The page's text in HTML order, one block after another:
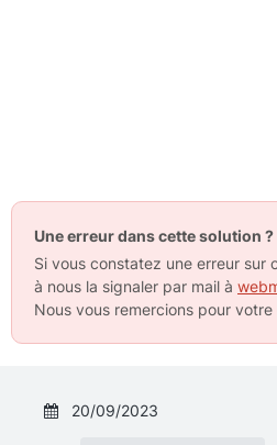
Une erreur dans cette solution ?
Si vous constatez une erreur sur
à nous la signaler par mail à
Nous vous remercions pour
20/09/2023